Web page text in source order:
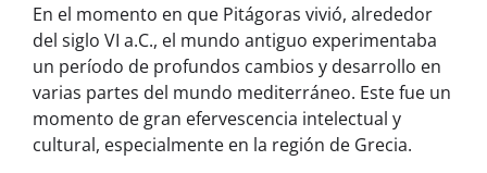
En el momento en que Pitágoras vivió, alrededor
del siglo VI a.C., el mundo antiguo experimentaba
un período de profundos cambios y desarrollo en
varias partes del mundo mediterráneo. Este fue un
momento de gran efervescencia intelectual y
cultural, especialmente en la región de Grecia.